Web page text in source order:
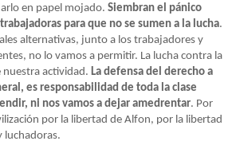
en papel mojado. Siembran el pánico
para que no se sumen a la lucha.
alternativas, junto a los trabajadores y
no lo vamos a permitir. La lucha contra la
actividad. La defensa del derecho a
es responsabilidad de toda la clase
ni nos vamos a dejar amedrentar. Por
por la libertad de Alfon, por la libertad
luchadoras.